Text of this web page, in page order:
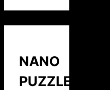
NANO
PUZZLE